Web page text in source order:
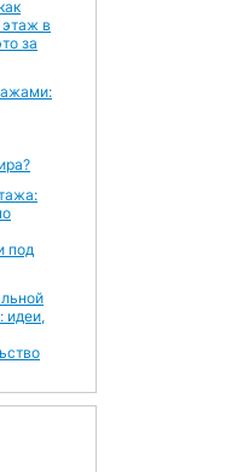
этаж в
за
под
идеи,